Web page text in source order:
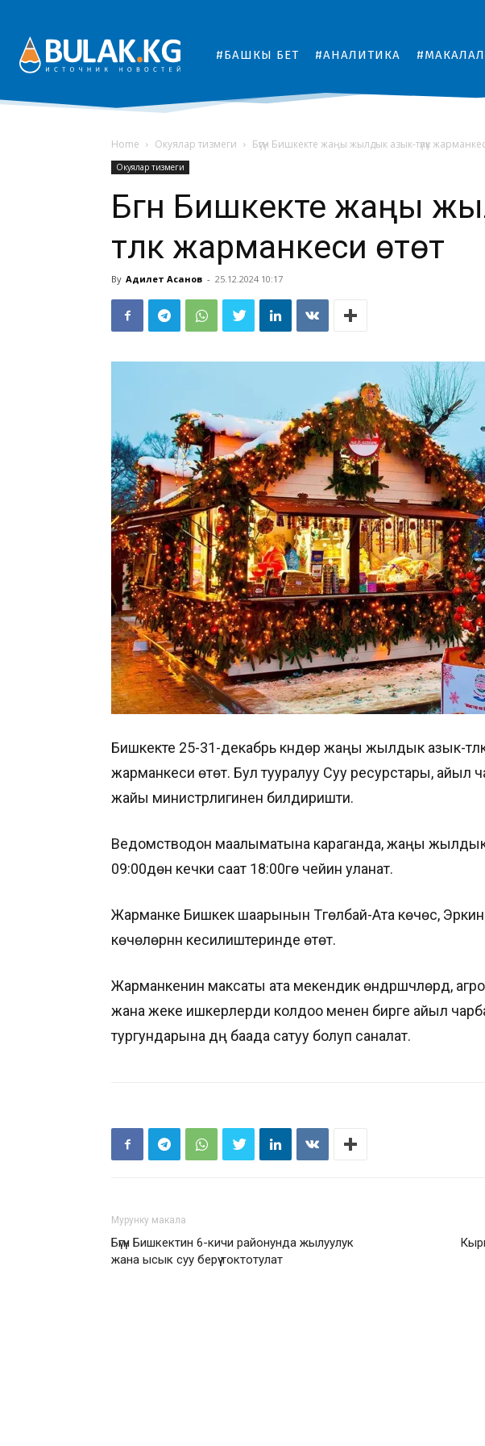
#БАШКЫ БЕТ #АНАЛИТИКА
Home Окуялар тизмеги Бүгүн Бишкекте жаңы жылдык азык-түлүк
Окуялар тизмеги
Бүгүн Бишкекте жаңы
түлүк жарманкеси өтөт
By Адилет Асанов - 25.12.2024 10:17
Бишкекте 25-31-декабрь күндөрү жаңы жылдык азык-
жарманкеси өтөт. Бул тууралуу Суу ресурстары, айыл
жайы министрлигинен билдиришти.
Ведомстводон маалыматына караганда, жаңы жылдык
09:00дөн кечки саат 18:00гө чейин уланат.
Жарманке Бишкек шаарынын Түгөлбай-Ата көчөсү,
көчөлөрүнүн кесилиштеринде өтөт.
Жарманкенин максаты ата мекендик өндүрүшчүлөрдү,
жана жеке ишкерлерди колдоо менен бирге айыл
тургундарына дүң баада сатуу болуп саналат.
Мурунку макала
Бүгүн Бишкектин 6-кичи районунда жылуулук
жана ысык суу берүү токтотулат